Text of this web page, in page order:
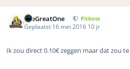
TheGreatOne Pitboss
Geplaatst 16 mei 2016 10 jr
Ik zou direct 0.10€ zeggen maar dat zou